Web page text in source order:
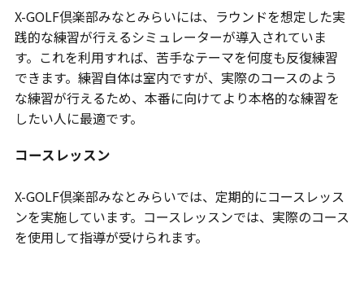
X-GOLF倶楽部みなとみらいには、ラウンドを想定した実
践的な練習が行えるシミュレーターが導入されていま
す。これを利用すれば、苦手なテーマを何度も反復練習
できます。練習自体は室内ですが、実際のコースのよう
な練習が行えるため、本番に向けてより本格的な練習を
したい人に最適です。
コースレッスン
X-GOLF倶楽部みなとみらいでは、定期的にコースレッス
ンを実施しています。コースレッスンでは、実際のコース
を使用して指導が受けられます。